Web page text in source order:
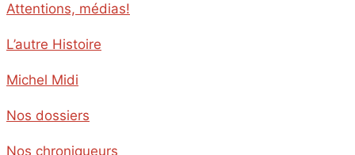
Attentions, médias!
L’autre Histoire
Michel Midi
Nos dossiers
Nos chroniqueurs